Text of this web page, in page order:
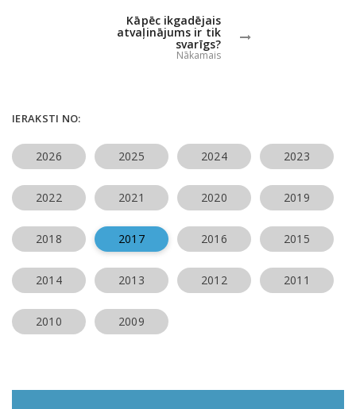
Kāpēc ikgadējais
atvaļinājums ir tik
svarīgs?
Nākamais
IERAKSTI NO:
2026 2025 2024 2023
2022 2021 2020 2019
2018 2017 2016 2015
2014 2013 2012 2011
2010 2009